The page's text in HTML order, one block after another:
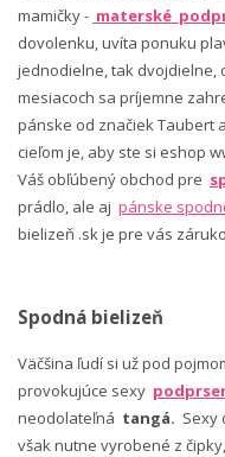
mamičky - materské
dovolenku, uvíta ponuku
jednodielne, tak dvojdielne,
mesiacoch sa príjemne
pánske od značiek Taubert
cieľom je, aby ste si eshop
Váš obľúbený obchod pre
prádlo, ale aj pánske
bielizeň .sk je pre vás
Spodná bielizeň
Väčšina ľudí si už pod
provokujúce sexy
neodolateľná tangá. Sexy
však nutne vyrobené z